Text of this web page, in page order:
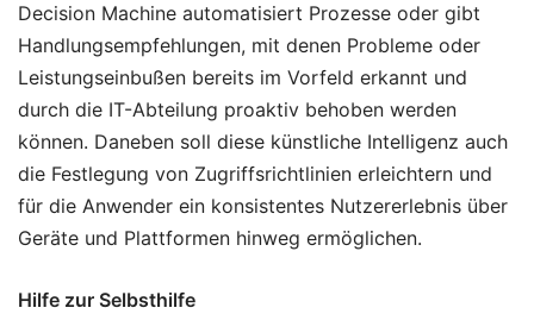
Decision Machine automatisiert Prozesse oder gibt
Handlungsempfehlungen, mit denen Probleme oder
Leistungseinbußen bereits im Vorfeld erkannt und
durch die IT-Abteilung proaktiv behoben werden
können. Daneben soll diese künstliche Intelligenz auch
die Festlegung von Zugriffsrichtlinien erleichtern und
für die Anwender ein konsistentes Nutzererlebnis über
Geräte und Plattformen hinweg ermöglichen.
Hilfe zur Selbsthilfe